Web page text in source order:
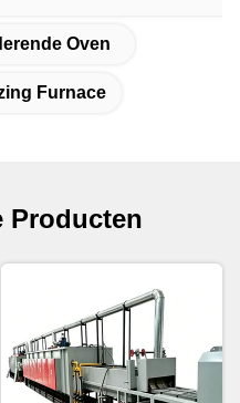
Oven
Furnace
Producten